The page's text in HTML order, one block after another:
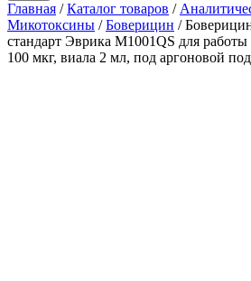
Главная / Каталог товаров /
Микотоксины / Боверицин /
стандарт Эврика M1001QS для
100 мкг, виала 2 мл, под аргоновой